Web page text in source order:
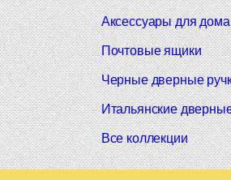
Аксессуары для дома
Почтовые ящики
Черные дверные
Итальянские
Все коллекции